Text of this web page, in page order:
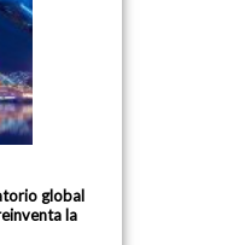
global
la